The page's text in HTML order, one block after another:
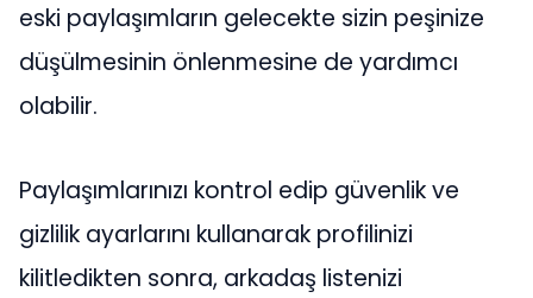
eski paylaşımların gelecekte sizin peşinize
düşülmesinin önlenmesine de yardımcı
olabilir.
Paylaşımlarınızı kontrol edip güvenlik ve
gizlilik ayarlarını kullanarak profilinizi
kilitledikten sonra, arkadaş listenizi